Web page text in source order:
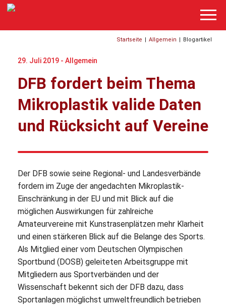
Startseite | Allgemein | Blogartikel
29. Juli 2019 - Allgemein
DFB fordert beim Thema
Mikroplastik valide Daten
und Rücksicht auf Vereine
Der DFB sowie seine Regional- und Landesverbände
fordern im Zuge der angedachten Mikroplastik-
Einschränkung in der EU und mit Blick auf die
möglichen Auswirkungen für zahlreiche
Amateurvereine mit Kunstrasenplätzen mehr Klarheit
und einen stärkeren Blick auf die Belange des Sports.
Als Mitglied einer vom Deutschen Olympischen
Sportbund (DOSB) geleiteten Arbeitsgruppe mit
Mitgliedern aus Sportverbänden und der
Wissenschaft bekennt sich der DFB dazu, dass
Sportanlagen möglichst umweltfreundlich betrieben